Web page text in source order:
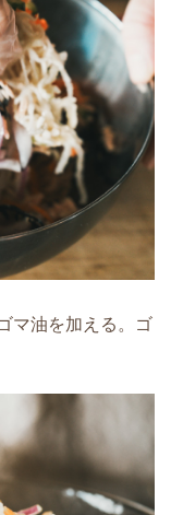
マ油を加える。ゴ